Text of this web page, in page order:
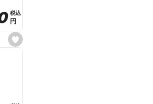
s
e
税込
税込
円
円